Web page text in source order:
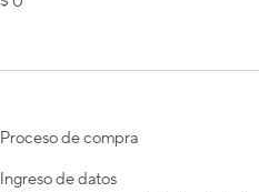
Proceso de compra
Ingreso de datos